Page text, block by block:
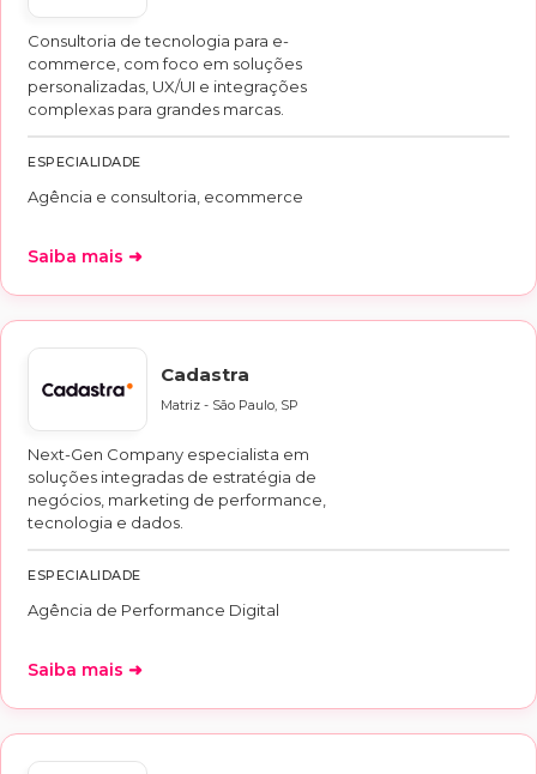
Consultoria de tecnologia para e-
commerce, com foco em soluções
personalizadas, UX/UI e integrações
complexas para grandes marcas.
ESPECIALIDADE
Agência e consultoria, ecommerce
Saiba mais ➜
Cadastra
Matriz - São Paulo, SP
Next-Gen Company especialista em
soluções integradas de estratégia de
negócios, marketing de performance,
tecnologia e dados.
ESPECIALIDADE
Agência de Performance Digital
Saiba mais ➜